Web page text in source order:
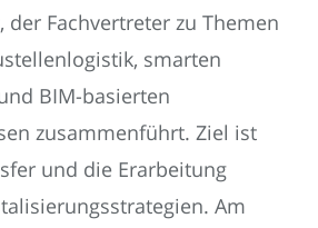
der Fachvertreter zu Themen
smarten
BIM-basierten
zusammenführt. Ziel ist
und die Erarbeitung
Am